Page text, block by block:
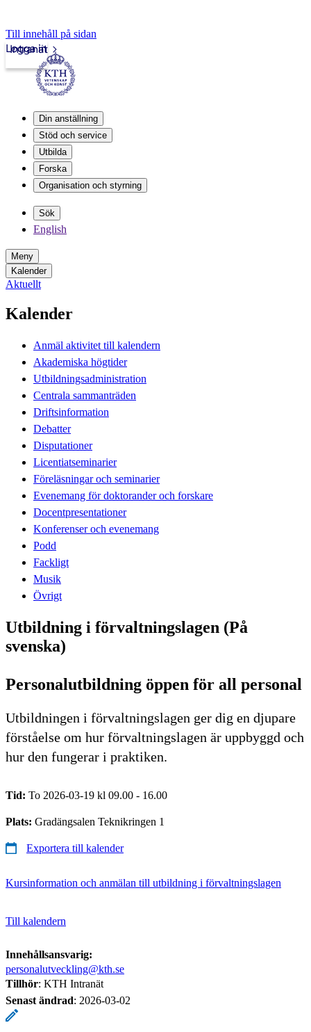
Till innehåll på sidan
Intranät
Logga in
Din anställning
Stöd och service
Utbilda
Forska
Organisation och styrning
Sök
English
Meny
Kalender
Aktuellt
Kalender
Anmäl aktivitet till kalendern
Akademiska högtider
Utbildningsadministration
Centrala sammanträden
Driftsinformation
Debatter
Disputationer
Licentiatseminarier
Föreläsningar och seminarier
Evenemang för doktorander och forskare
Docentpresentationer
Konferenser och evenemang
Podd
Fackligt
Musik
Övrigt
Utbildning i förvaltningslagen (På
svenska)
Personalutbildning öppen för all personal
Utbildningen i förvaltningslagen ger dig en djupare
förståelse om hur förvaltningslagen är uppbyggd och
hur den fungerar i praktiken.
Tid: To 2026-03-19 kl 09.00 - 16.00
Plats: Gradängsalen Teknikringen 1
Exportera till kalender
Kursinformation och anmälan till utbildning i förvaltningslagen
Till kalendern
Innehållsansvarig:
personalutveckling@kth.se
Tillhör: KTH Intranät
Senast ändrad: 2026-03-02